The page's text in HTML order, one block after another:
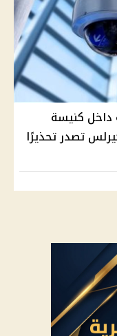
داخل كنيسة
تصدر تحذيرًا